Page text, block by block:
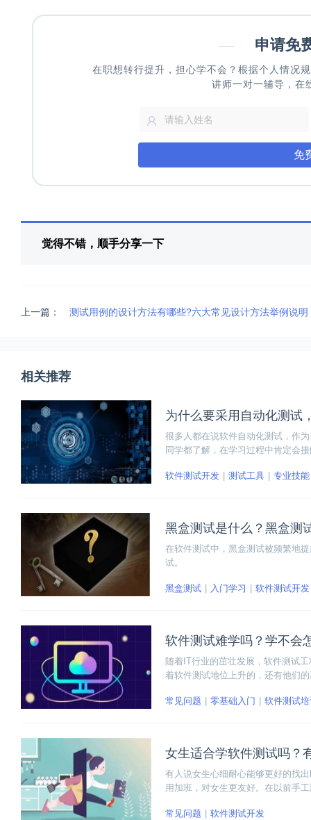
— 申请免
在职想转行提升，担心学不会？根据个人情况
讲师一对一辅导，在
免
觉得不错，顺手分享一下
上一篇： 测试用例的设计方法有哪些?六大常见设计方法举例说明
相关推荐
为什么要采用自动化测试
很多人都在说软件自动化测试，作
同学都了解，在学习过程中肯定会
软件测试开发
测试工具 专业技能
黑盒测试是什么？黑盒测
在软件测试中，黑盒测试被频繁地
试。
黑盒测试 入门学习 软件测试开发
软件测试难学吗？学不会
随着IT行业的茁壮发展，软件测试
着软件测试地位上升的，还有他们
的，下面我们一起来看看软件测要
常见问题 零基础入门 软件测试
女生适合学软件测试吗？
有人说女生心细耐心能够更好的找
用加班，对女生更友好。在以前手
常见问题
软件测试开发